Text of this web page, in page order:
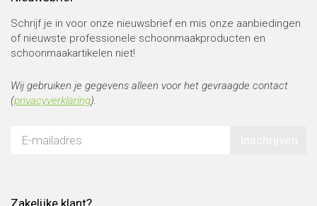
Schrijf je in voor onze nieuwsbrief en mis onze aanbiedingen
of nieuwste professionele schoonmaakproducten en
schoonmaakartikelen niet!
Wij gebruiken je gegevens alleen voor het gevraagde contact
(privacyverklaring).
Zakelijke klant?